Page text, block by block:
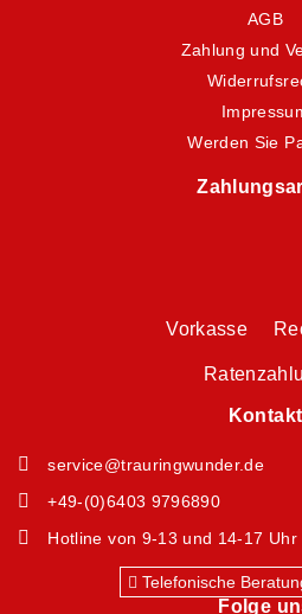
AGB
Zahlung und
Werden Sie
Vorkasse
Kontakt
service@trauringwunder.de
+49-(0)6403 9796890
Hotline von 9-13 und 14-17 Uhr
Telefonische
Folge